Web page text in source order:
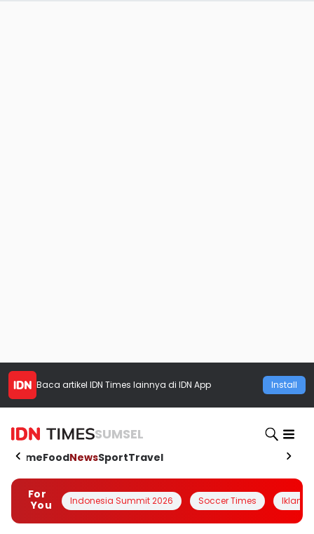
Baca artikel IDN Times lainnya di IDN App Install
SUMSEL
HomeFoodNewsSportTravel
For
You
Indonesia Summit 2026 Soccer Times Iklanin